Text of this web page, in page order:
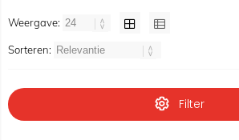
Weergave:
Sorteren:
Filter